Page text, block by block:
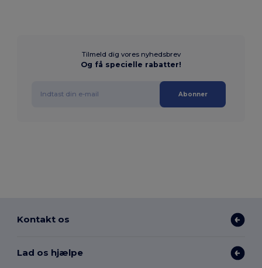
Tilmeld dig vores nyhedsbrev
Og få specielle rabatter!
Abonner
Kontakt os
Lad os hjælpe